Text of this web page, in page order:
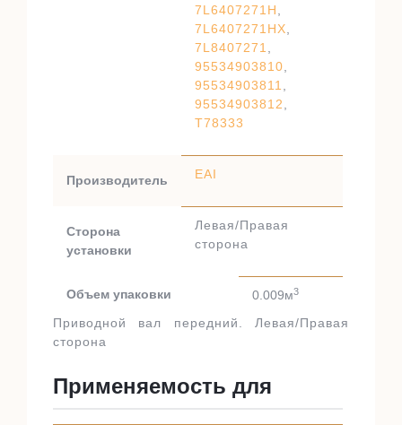
7L6407271H,
7L6407271HX,
7L8407271,
95534903810,
95534903811,
95534903812,
T78333
Производитель EAI
Сторона
установки
Левая/Правая
сторона
Объем упаковки 0.009м3
Приводной вал передний. Левая/Правая
сторона
Применяемость для